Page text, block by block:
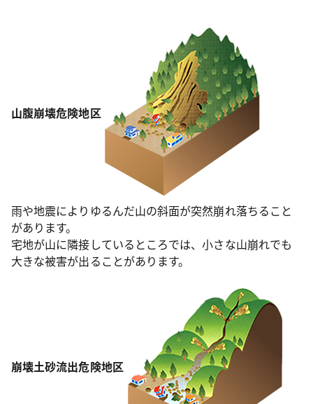
山腹崩壊危険地区
雨や地震によりゆるんだ山の斜面が突然崩れ落ちること
があります。
宅地が山に隣接しているところでは、小さな山崩れでも
大きな被害が出ることがあります。
崩壊土砂流出危険地区